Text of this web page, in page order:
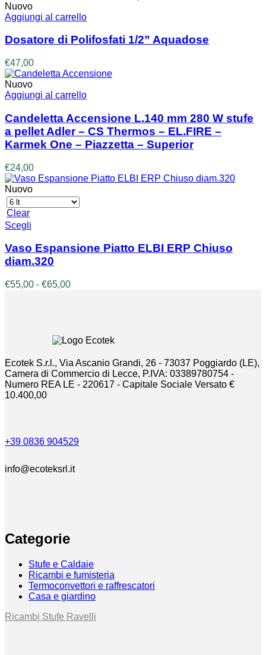
Nuovo
Aggiungi al carrello
Dosatore di Polifosfati 1/2” Aquadose
€47,00
Nuovo
Aggiungi al carrello
Candeletta Accensione L.140 mm 280 W stufe
a pellet Adler – CS Thermos – EL.FIRE –
Karmek One – Piazzetta – Superior
€24,00
Nuovo
Clear
Scegli
ha
più
varianti.
Le
opzioni
pagina
prodotto
Vaso Espansione Piatto ELBI ERP Chiuso
diam.320
€55,00 - €65,00Fascia
a
€65,00
Ecotek S.r.l., Via Ascanio Grandi, 26 - 73037 Poggiardo (LE),
Camera di Commercio di Lecce, P.IVA: 03389780754 -
Numero REA LE - 220617 - Capitale Sociale Versato €
10.400,00
+39 0836 904529
info@ecoteksrl.it
Categorie
Stufe e Caldaie
Ricambi e fumisteria
Termoconvettori e raffrescatori
Casa e giardino
Ricambi Stufe Ravelli